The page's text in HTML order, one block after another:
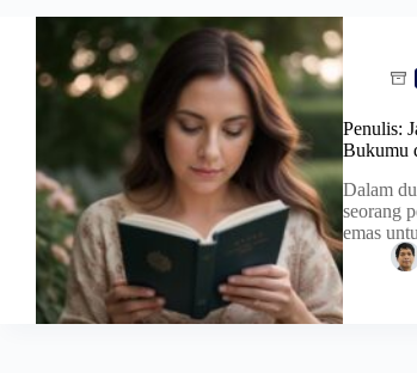
Penulis:
Bukumu
Dalam
seorang
emas